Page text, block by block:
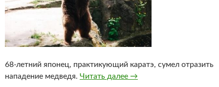
68-летний японец, практикующий каратэ, сумел отразить
нападение медведя. Читать далее Японец отразил
→